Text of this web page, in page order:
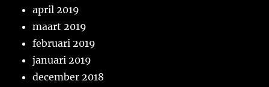
april 2019
maart 2019
februari 2019
januari 2019
december 2018